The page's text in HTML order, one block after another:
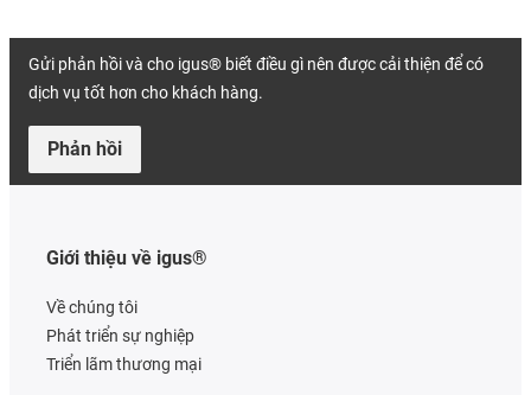
Gửi phản hồi và cho igus® biết điều gì nên được cải thiện để có
dịch vụ tốt hơn cho khách hàng.
Phản hồi
Giới thiệu về igus®
Về chúng tôi
Phát triển sự nghiệp
Triển lãm thương mại